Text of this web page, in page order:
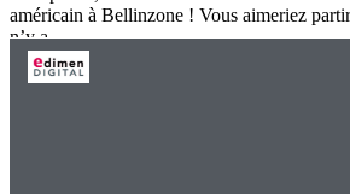
américain à Bellinzone ! Vous aimeriez
n’y a